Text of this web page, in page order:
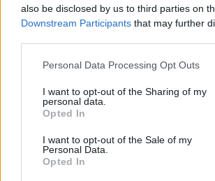
also be disclosed by us to third parties on
Downstream Participants that may further
Personal Data Processing Opt Outs
I want to opt-out of the Sharing of my
personal data.
Opted In
I want to opt-out of the Sale of my
Personal Data.
Opted In
MEDIA
Το παιδί επιστρέφει!
SHOWBIZ
δυστυχισμένη, ήμουν αγριεμένη,
έφερνα τον θυμό μου και στο σπίτι»
Πάρος: Συγκλονίζει ο πατέρας του